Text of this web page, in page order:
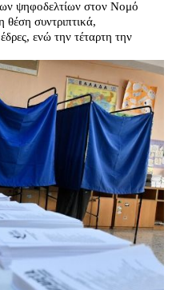
ψηφοδελτίων στον Νομό
συντριπτικά,
ενώ την τέταρτη την